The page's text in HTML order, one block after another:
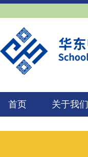
首页 关于我们